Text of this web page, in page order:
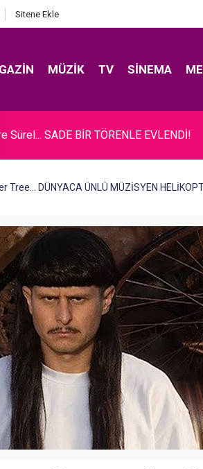
Sitene Ekle
MÜZIK TV SINEMA
Sürel... SADE BİR TÖRENLE EVLENDİ!
Tree... DÜNYACA ÜNLÜ MÜZİSYEN